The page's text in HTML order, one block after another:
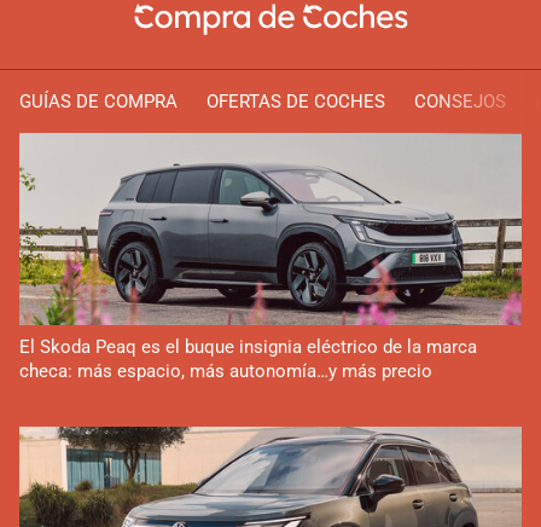
GUÍAS DE COMPRA OFERTAS DE COCHES CONSEJOS
El Skoda Peaq es el buque insignia eléctrico de la marca
checa: más espacio, más autonomía…y más precio